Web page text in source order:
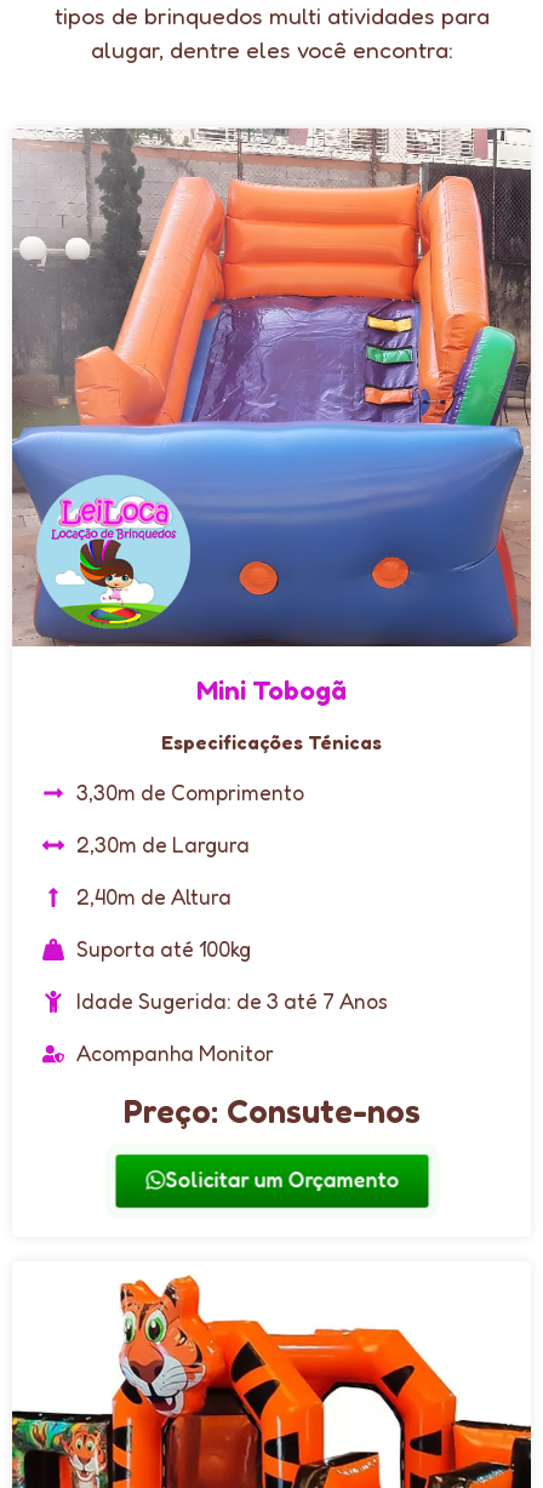
tipos de brinquedos multi atividades para
alugar, dentre eles você encontra:
Mini Tobogã
Especificações Ténicas
3,30m de Comprimento
2,30m de Largura
2,40m de Altura
Suporta até 100kg
Idade Sugerida: de 3 até 7 Anos
Acompanha Monitor
Preço: Consute-nos
Solicitar um Orçamento